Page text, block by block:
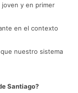
joven y en primer
en el contexto
nuestro sistema
Santiago?